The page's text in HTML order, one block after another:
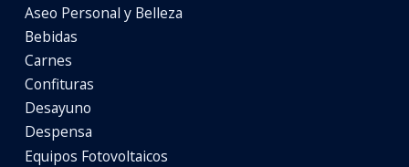
Aseo Personal y Belleza
Bebidas
Carnes
Confituras
Desayuno
Despensa
Equipos Fotovoltaicos